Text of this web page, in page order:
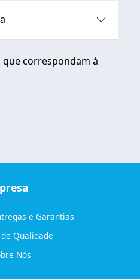
correspondam à
e Garantias
Qualidade
Nós